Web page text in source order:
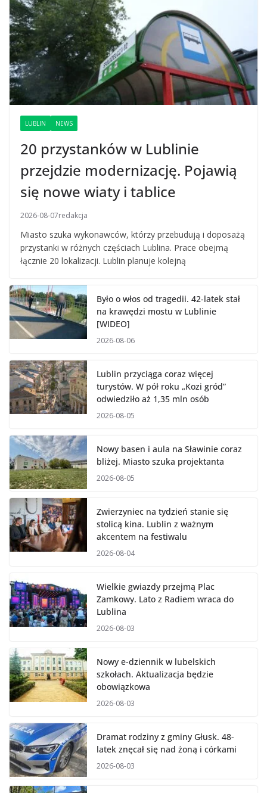
LUBLIN NEWS
20 przystanków w Lublinie
przejdzie modernizację. Pojawią
się nowe wiaty i tablice
2026-08-07redakcja
Miasto szuka wykonawców, którzy przebudują i doposażą
przystanki w różnych częściach Lublina. Prace obejmą
łącznie 20 lokalizacji. Lublin planuje kolejną
Było o włos od tragedii. 42-latek stał
na krawędzi mostu w Lublinie
[WIDEO]
2026-08-06
Lublin przyciąga coraz więcej
turystów. W pół roku „Kozi gród”
odwiedziło aż 1,35 mln osób
2026-08-05
Nowy basen i aula na Sławinie coraz
bliżej. Miasto szuka projektanta
2026-08-05
Zwierzyniec na tydzień stanie się
stolicą kina. Lublin z ważnym
akcentem na festiwalu
2026-08-04
Wielkie gwiazdy przejmą Plac
Zamkowy. Lato z Radiem wraca do
Lublina
2026-08-03
Nowy e-dziennik w lubelskich
szkołach. Aktualizacja będzie
obowiązkowa
2026-08-03
Dramat rodziny z gminy Głusk. 48-
latek znęcał się nad żoną i córkami
2026-08-03